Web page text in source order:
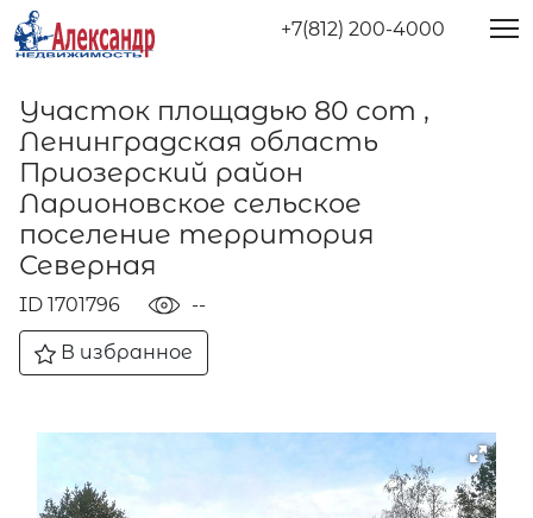
+7(812) 200-4000
Участок площадью 80 сот ,
Ленинградская область
Приозерский район
Ларионовское сельское
поселение территория
Северная
ID 1701796 --
В избранное